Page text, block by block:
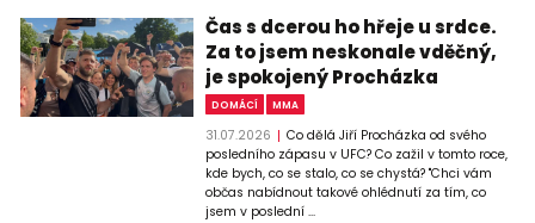
Čas s dcerou ho hřeje u srdce.
Za to jsem neskonale vděčný,
je spokojený Procházka
DOMÁCÍ MMA
31.07.2026
Co dělá Jiří Procházka od svého
posledního zápasu v UFC? Co zažil v tomto roce,
kde bych, co se stalo, co se chystá? "Chci vám
občas nabídnout takové ohlédnutí za tím, co
jsem v poslední ...